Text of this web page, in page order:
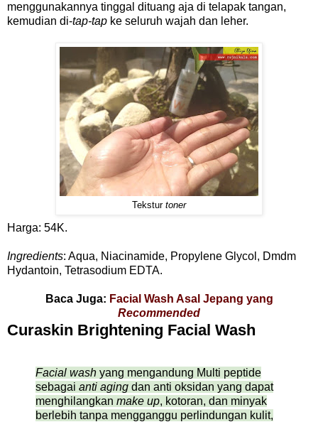
menggunakannya tinggal dituang aja di telapak tangan,
kemudian di-tap-tap ke seluruh wajah dan leher.
Tekstur toner
Harga: 54K.
Ingredients: Aqua, Niacinamide, Propylene Glycol, Dmdm
Hydantoin, Tetrasodium EDTA.
Baca Juga: Facial Wash Asal Jepang yang
Recommended
Curaskin Brightening Facial Wash
Facial wash yang mengandung Multi peptide
sebagai anti aging dan anti oksidan yang dapat
menghilangkan make up, kotoran, dan minyak
berlebih tanpa mengganggu perlindungan kulit,